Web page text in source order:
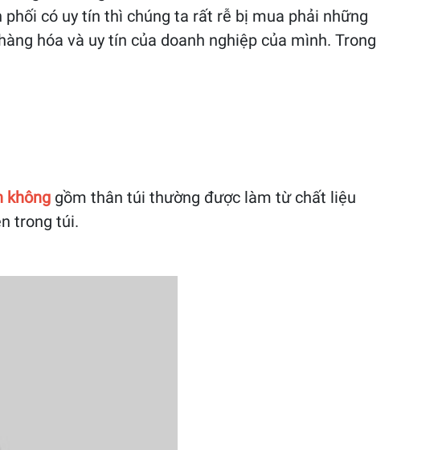
có uy tín thì chúng ta rất rễ bị mua phải những
hóa và uy tín của doanh nghiệp của mình. Trong
khônggồm thân túi thường được làm từ chất liệu
trong túi.